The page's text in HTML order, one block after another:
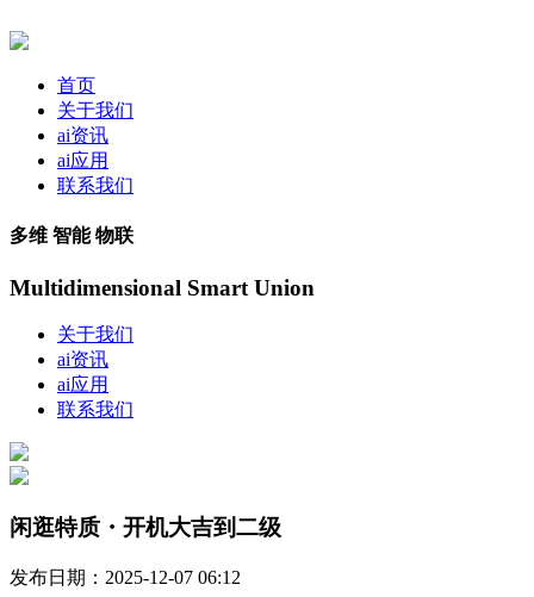
首页
关于我们
ai资讯
ai应用
联系我们
多维 智能 物联
Multidimensional Smart Union
关于我们
ai资讯
ai应用
联系我们
闲逛特质・开机大吉到二级
发布日期：2025-12-07 06:12